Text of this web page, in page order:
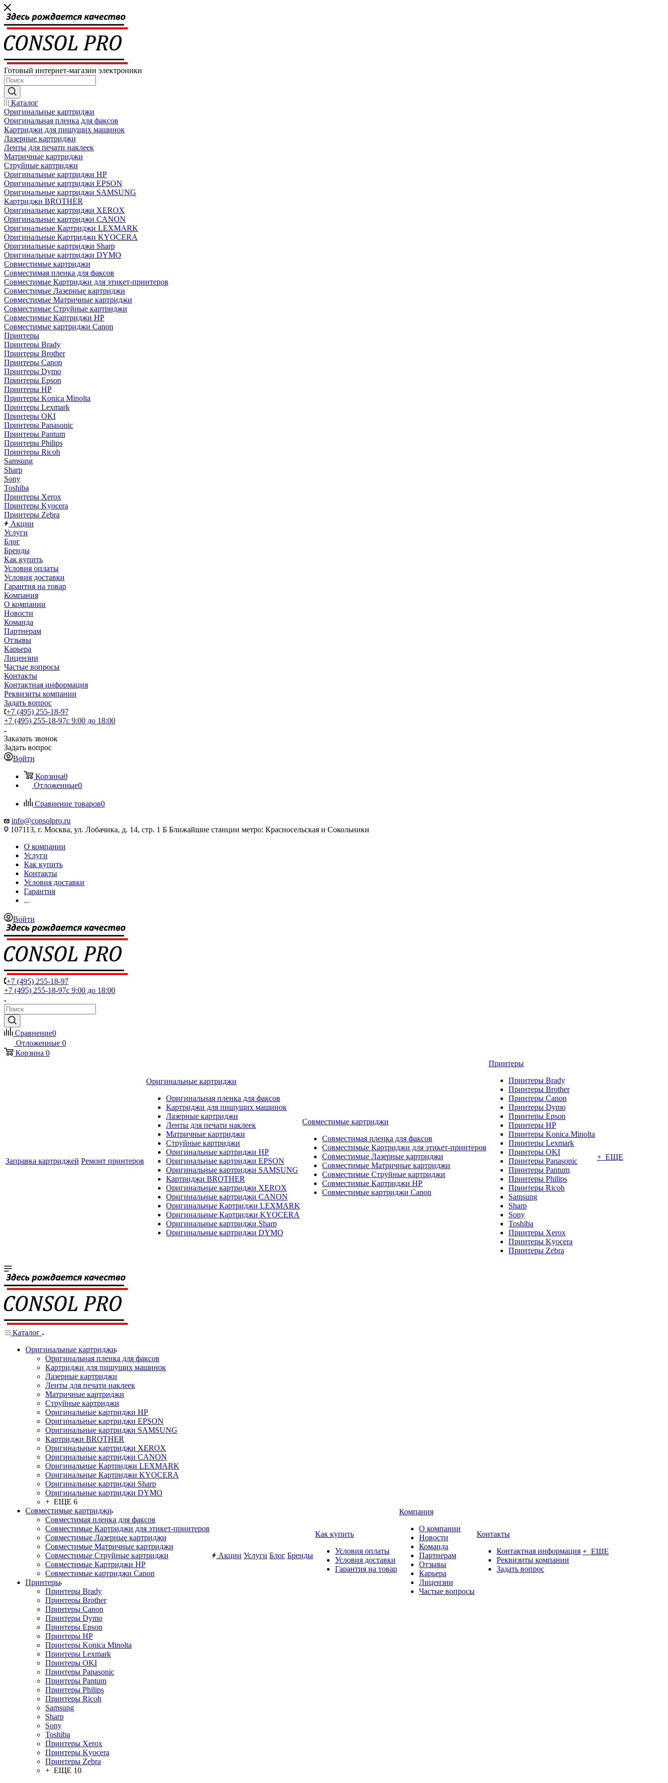
Готовый интернет-магазин электроники
Каталог
Оригинальные картриджи
Оригинальная пленка для факсов
Картриджи для пишущих машинок
Лазерные картриджи
Ленты для печати наклеек
Матричные картриджи
Струйные картриджи
Оригинальные картриджи HP
Оригинальные картриджи EPSON
Оригинальные картриджи SAMSUNG
Картриджи BROTHER
Оригинальные картриджи XEROX
Оригинальные картриджи CANON
Оригинальные Картриджи LEXMARK
Оригинальные Картриджи KYOCERA
Оригинальные картриджи Sharp
Оригинальные картриджи DYMO
Совместимые картриджи
Совместимая пленка для факсов
Совместимые Картриджи для этикет-принтеров
Совместимые Лазерные картриджи
Совместимые Матричные картриджи
Совместимые Струйные картриджи
Совместимые Картриджи HP
Совместимые картриджи Canon
Принтеры
Принтеры Brady
Принтеры Brother
Принтеры Canon
Принтеры Dymo
Принтеры Epson
Принтеры HP
Принтеры Konica Minolta
Принтеры Lexmark
Принтеры OKI
Принтеры Panasonic
Принтеры Pantum
Принтеры Philips
Принтеры Ricoh
Samsung
Sharp
Sony
Toshiba
Принтеры Xerox
Принтеры Kyocera
Принтеры Zebra
Акции
Услуги
Блог
Бренды
Как купить
Условия оплаты
Условия доставки
Гарантия на товар
Компания
О компании
Новости
Команда
Партнерам
Отзывы
Карьера
Лицензии
Частые вопросы
Контакты
Контактная информация
Реквизиты компании
Задать вопрос
+7 (495) 255-18-97
+7 (495) 255-18-97с 9:00 до 18:00
Заказать звонок
Задать вопрос
Войти
Корзина0
Отложенные0
Сравнение товаров0
info@consolpro.ru
107113, г. Москва, ул. Лобачика, д. 14, стр. 1 Б Ближайшие станции метро: Красносельская и Сокольники
О компании
Услуги
Как купить
Контакты
Условия доставки
Гарантия
...
Войти
+7 (495) 255-18-97
+7 (495) 255-18-97с 9:00 до 18:00
Сравнение0
Отложенные 0
Корзина 0
Заправка картриджей Ремонт принтеров
Оригинальные картриджи
Оригинальная пленка для факсов
Картриджи для пишущих машинок
Лазерные картриджи
Ленты для печати наклеек
Матричные картриджи
Струйные картриджи
Оригинальные картриджи HP
Оригинальные картриджи EPSON
Оригинальные картриджи SAMSUNG
Картриджи BROTHER
Оригинальные картриджи XEROX
Оригинальные картриджи CANON
Оригинальные Картриджи LEXMARK
Оригинальные Картриджи KYOCERA
Оригинальные картриджи Sharp
Оригинальные картриджи DYMO
Совместимые картриджи
Совместимая пленка для факсов
Совместимые Картриджи для этикет-принтеров
Совместимые Лазерные картриджи
Совместимые Матричные картриджи
Совместимые Струйные картриджи
Совместимые Картриджи HP
Совместимые картриджи Canon
Принтеры
Принтеры Brady
Принтеры Brother
Принтеры Canon
Принтеры Dymo
Принтеры Epson
Принтеры HP
Принтеры Konica Minolta
Принтеры Lexmark
Принтеры OKI
Принтеры Panasonic
Принтеры Pantum
Принтеры Philips
Принтеры Ricoh
Samsung
Sharp
Sony
Toshiba
Принтеры Xerox
Принтеры Kyocera
Принтеры Zebra
+ ЕЩЕ
Каталог
Оригинальные картриджи
Оригинальная пленка для факсов
Картриджи для пишущих машинок
Лазерные картриджи
Ленты для печати наклеек
Матричные картриджи
Струйные картриджи
Оригинальные картриджи HP
Оригинальные картриджи EPSON
Оригинальные картриджи SAMSUNG
Картриджи BROTHER
Оригинальные картриджи XEROX
Оригинальные картриджи CANON
Оригинальные Картриджи LEXMARK
Оригинальные Картриджи KYOCERA
Оригинальные картриджи Sharp
Оригинальные картриджи DYMO
+ ЕЩЕ 6
Совместимые картриджи
Совместимая пленка для факсов
Совместимые Картриджи для этикет-принтеров
Совместимые Лазерные картриджи
Совместимые Матричные картриджи
Совместимые Струйные картриджи
Совместимые Картриджи HP
Совместимые картриджи Canon
Принтеры
Принтеры Brady
Принтеры Brother
Принтеры Canon
Принтеры Dymo
Принтеры Epson
Принтеры HP
Принтеры Konica Minolta
Принтеры Lexmark
Принтеры OKI
Принтеры Panasonic
Принтеры Pantum
Принтеры Philips
Принтеры Ricoh
Samsung
Sharp
Sony
Toshiba
Принтеры Xerox
Принтеры Kyocera
Принтеры Zebra
+ ЕЩЕ 10
Акции Услуги Блог Бренды
Как купить
Условия оплаты
Условия доставки
Гарантия на товар
Компания
О компании
Новости
Команда
Партнерам
Отзывы
Карьера
Лицензии
Частые вопросы
Контакты
Контактная информация
Реквизиты компании
Задать вопрос
+ ЕЩЕ